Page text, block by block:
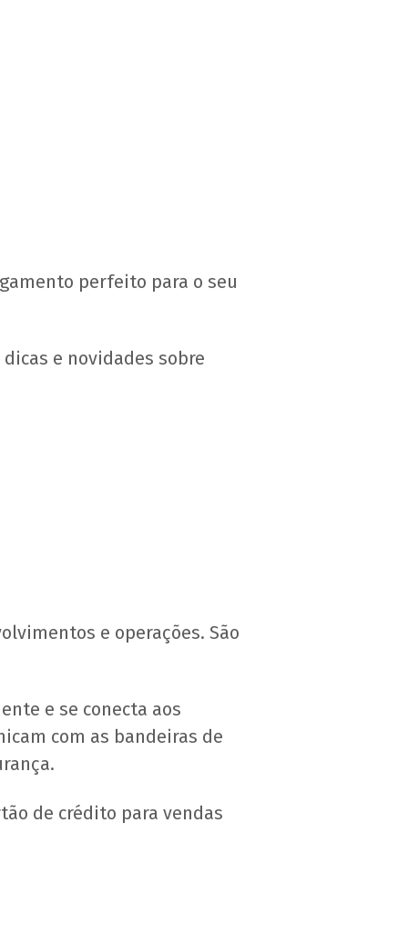
perfeito para o seu
e novidades sobre
e operações. São
e se conecta aos
com as bandeiras de
de crédito para vendas